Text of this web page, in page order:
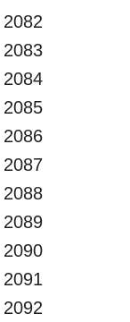
2082
2083
2084
2085
2086
2087
2088
2089
2090
2091
2092